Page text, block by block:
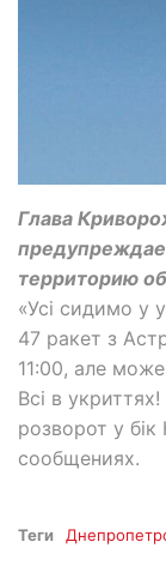
Глава
территорию
«Усі сидимо у
47 ракет з
11:00, але
Всі в
розворот у
сообщениях.
Теги